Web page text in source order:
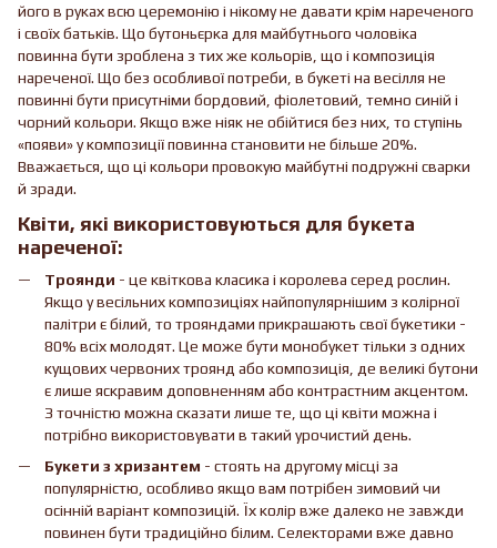
його в руках всю церемонію і нікому не давати крім нареченого
і своїх батьків. Що бутоньєрка для майбутнього чоловіка
повинна бути зроблена з тих же кольорів, що і композиція
нареченої. Що без особливої потреби, в букеті на весілля не
повинні бути присутніми бордовий, фіолетовий, темно синій і
чорний кольори. Якщо вже ніяк не обійтися без них, то ступінь
«появи» у композиції повинна становити не більше 20%.
Вважається, що ці кольори провокую майбутні подружні сварки
й зради.
Квіти, які використовуються для букета
нареченої:
Троянди - це квіткова класика і королева серед рослин.
Якщо у весільних композиціях найпопулярнішим з колірної
палітри є білий, то трояндами прикрашають свої букетики -
80% всіх молодят. Це може бути монобукет тільки з одних
кущових червоних троянд або композиція, де великі бутони
є лише яскравим доповненням або контрастним акцентом.
З точністю можна сказати лише те, що ці квіти можна і
потрібно використовувати в такий урочистий день.
Букети з хризантем - стоять на другому місці за
популярністю, особливо якщо вам потрібен зимовий чи
осінній варіант композицій. Їх колір вже далеко не завжди
повинен бути традиційно білим. Селекторами вже давно